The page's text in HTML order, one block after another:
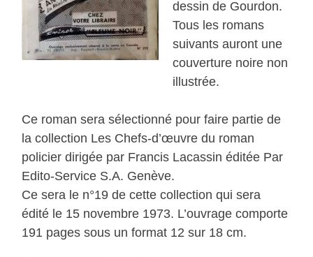
dessin de Gourdon.
Tous les romans
suivants auront une
couverture noire non
illustrée.
Ce roman sera sélectionné pour faire partie de
la collection Les Chefs-d’œuvre du roman
policier dirigée par Francis Lacassin éditée Par
Edito-Service S.A. Genève.
Ce sera le n°19 de cette collection qui sera
édité le 15 novembre 1973. L’ouvrage comporte
191 pages sous un format 12 sur 18 cm.